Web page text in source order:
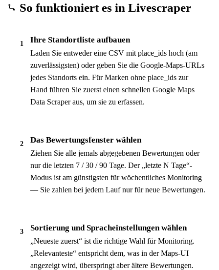
So funktioniert es in Livescraper
1 Ihre Standortliste aufbauen
Laden Sie entweder eine CSV mit place_ids hoch (am
zuverlässigsten) oder geben Sie die Google-Maps-URLs
jedes Standorts ein. Für Marken ohne place_ids zur
Hand führen Sie zuerst einen schnellen Google Maps
Data Scraper aus, um sie zu erfassen.
2 Das Bewertungsfenster wählen
Ziehen Sie alle jemals abgegebenen Bewertungen oder
nur die letzten 7 / 30 / 90 Tage. Der „letzte N Tage“-
Modus ist am günstigsten für wöchentliches Monitoring
— Sie zahlen bei jedem Lauf nur für neue Bewertungen.
3 Sortierung und Spracheinstellungen wählen
„Neueste zuerst“ ist die richtige Wahl für Monitoring.
„Relevanteste“ entspricht dem, was in der Maps-UI
angezeigt wird, überspringt aber ältere Bewertungen.